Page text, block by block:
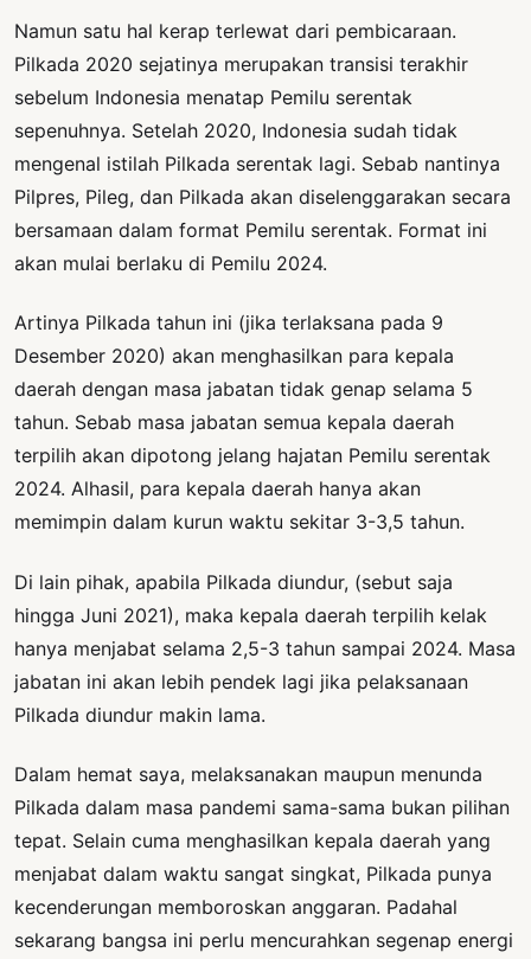
Namun satu hal kerap terlewat dari pembicaraan.
Pilkada 2020 sejatinya merupakan transisi terakhir
sebelum Indonesia menatap Pemilu serentak
sepenuhnya. Setelah 2020, Indonesia sudah tidak
mengenal istilah Pilkada serentak lagi. Sebab nantinya
Pilpres, Pileg, dan Pilkada akan diselenggarakan secara
bersamaan dalam format Pemilu serentak. Format ini
akan mulai berlaku di Pemilu 2024.
Artinya Pilkada tahun ini (jika terlaksana pada 9
Desember 2020) akan menghasilkan para kepala
daerah dengan masa jabatan tidak genap selama 5
tahun. Sebab masa jabatan semua kepala daerah
terpilih akan dipotong jelang hajatan Pemilu serentak
2024. Alhasil, para kepala daerah hanya akan
memimpin dalam kurun waktu sekitar 3-3,5 tahun.
Di lain pihak, apabila Pilkada diundur, (sebut saja
hingga Juni 2021), maka kepala daerah terpilih kelak
hanya menjabat selama 2,5-3 tahun sampai 2024. Masa
jabatan ini akan lebih pendek lagi jika pelaksanaan
Pilkada diundur makin lama.
Dalam hemat saya, melaksanakan maupun menunda
Pilkada dalam masa pandemi sama-sama bukan pilihan
tepat. Selain cuma menghasilkan kepala daerah yang
menjabat dalam waktu sangat singkat, Pilkada punya
kecenderungan memboroskan anggaran. Padahal
sekarang bangsa ini perlu mencurahkan segenap energi